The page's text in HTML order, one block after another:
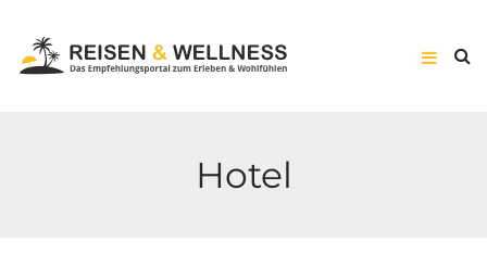
Hotel